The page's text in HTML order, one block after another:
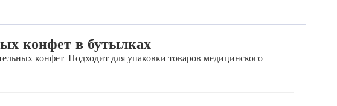
конфет в бутылках
конфет. Подходит для упаковки товаров медицинского